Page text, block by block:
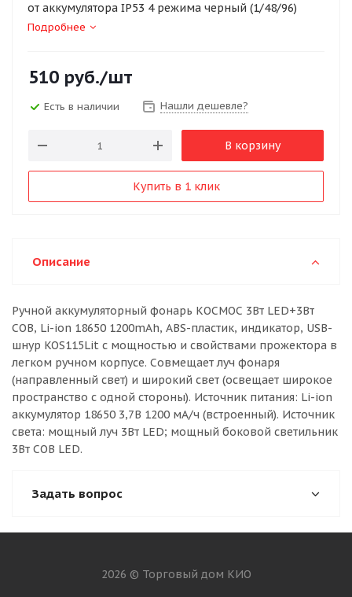
от аккумулятора IP53 4 режима черный (1/48/96)
Подробнее
510 руб./шт
Есть в наличии Нашли дешевле?
В корзину
Купить в 1 клик
Описание
Ручной аккумуляторный фонарь КОСМОС 3Вт LED+3Вт
COB, Li-ion 18650 1200mAh, ABS-пластик, индикатор, USB-
шнур KOS115Lit с мощностью и свойствами прожектора в
легком ручном корпусе. Совмещает луч фонаря
(направленный свет) и широкий свет (освещает широкое
пространство с одной стороны). Источник питания: Li-ion
аккумулятор 18650 3,7В 1200 мА/ч (встроенный). Источник
света: мощный луч 3Вт LED; мощный боковой светильник
3Вт COB LED.
Задать вопрос
2026 © Торговый дом КИО